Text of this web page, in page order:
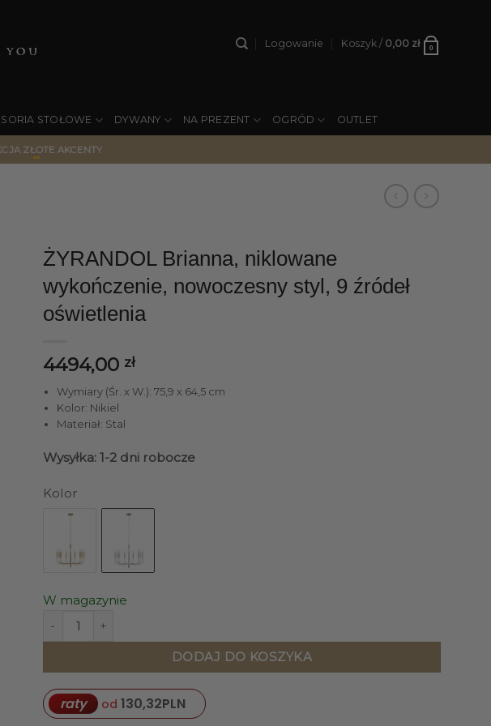
Logowanie Koszyk / 0,00 zł 0
STOŁOWE DYWANY NA PREZENT OGRÓD OUTLET
ZŁOTE AKCENTY
ŻYRANDOL Brianna, niklowane
wykończenie, nowoczesny styl, 9 źródeł
oświetlenia
4494,00 zł
Wymiary (Śr. x W.): 75,9 x 64,5 cm
Kolor: Nikiel
Materiał: Stal
Wysyłka: 1-2 dni robocze
Kolor
W magazynie
ilość ŻYRANDOL Brianna, niklowane wykończenie, nowoczesny styl, 9 źródeł
DODAJ DO KOSZYKA
raty od 130,32PLN